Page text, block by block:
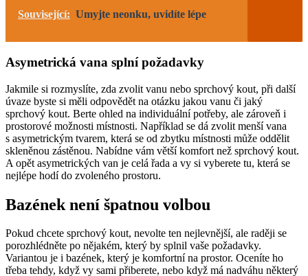
Související: Umyjte neonku, uvidíte lépe
Asymetrická vana splní požadavky
Jakmile si rozmyslíte, zda zvolit vanu nebo sprchový kout, při další
úvaze byste si měli odpovědět na otázku jakou vanu či jaký
sprchový kout. Berte ohled na individuální potřeby, ale zároveň i
prostorové možnosti místnosti. Například se dá zvolit menší vana
s asymetrickým tvarem, která se od zbytku místnosti může oddělit
skleněnou zástěnou. Nabídne vám větší komfort než sprchový kout.
A opět asymetrických van je celá řada a vy si vyberete tu, která se
nejlépe hodí do zvoleného prostoru.
Bazének není špatnou volbou
Pokud chcete sprchový kout, nevolte ten nejlevnější, ale raději se
porozhlédněte po nějakém, který by splnil vaše požadavky.
Variantou je i bazének, který je komfortní na prostor. Oceníte ho
třeba tehdy, když vy sami přiberete, nebo když má nadváhu některý